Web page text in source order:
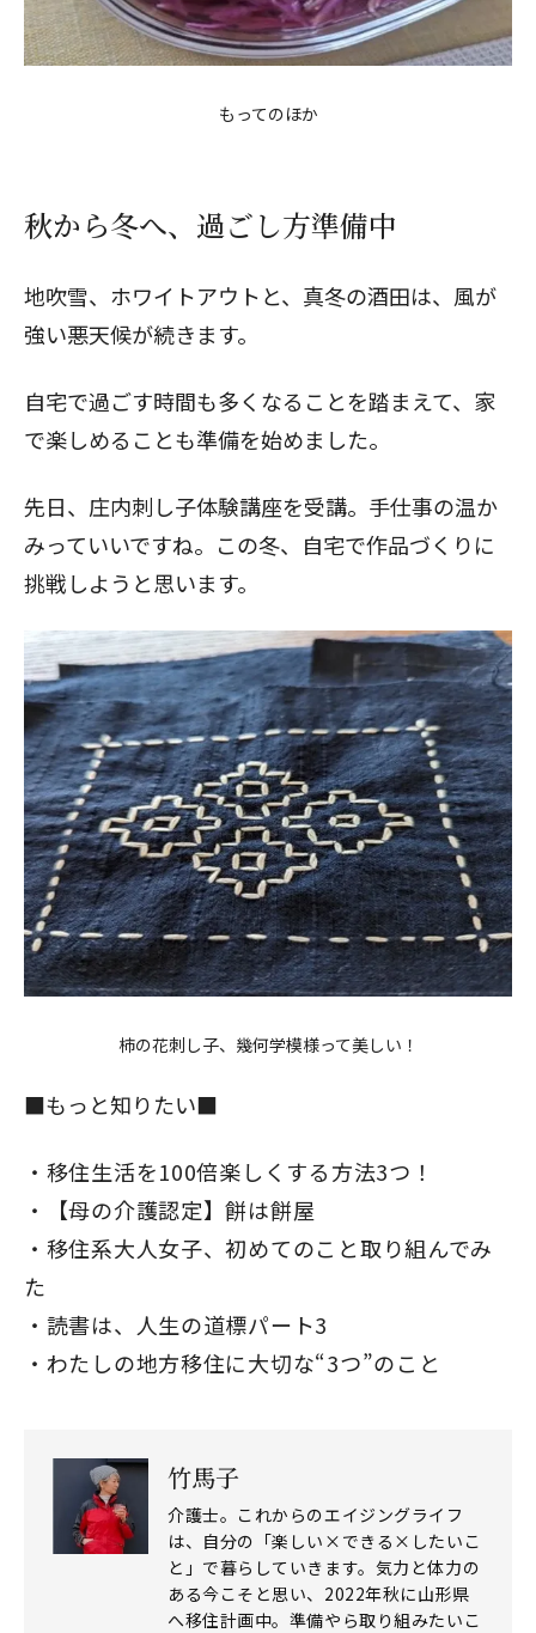
もってのほか
秋から冬へ、過ごし方準備中
地吹雪、ホワイトアウトと、真冬の酒田は、風が
強い悪天候が続きます。
自宅で過ごす時間も多くなることを踏まえて、家
で楽しめることも準備を始めました。
先日、庄内刺し子体験講座を受講。手仕事の温か
みっていいですね。この冬、自宅で作品づくりに
挑戦しようと思います。
柿の花刺し子、幾何学模様って美しい！
■もっと知りたい■
移住生活を100倍楽しくする方法3つ！
【母の介護認定】餅は餅屋
移住系大人女子、初めてのこと取り組んでみ
た
読書は、人生の道標パート3
わたしの地方移住に大切な“3つ”のこと
竹馬子
介護士。これからのエイジングライフ
は、自分の「楽しい×できる×したいこ
と」で暮らしていきます。気力と体力の
ある今こそと思い、2022年秋に山形県
へ移住計画中。準備やら取り組みたいこ